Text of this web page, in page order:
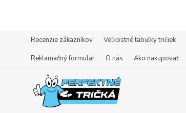
Recenzie zákazníkov Veľkostné tabuľky tričiek
Reklamačný formulár
O nás Ako nakupovať